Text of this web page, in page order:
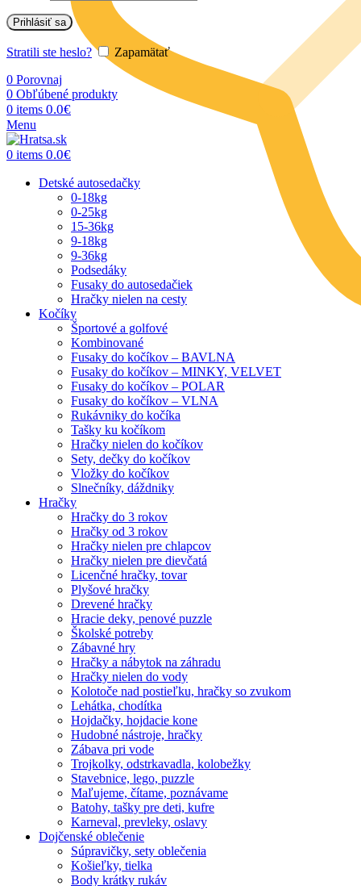
Prihlásiť sa
Stratili ste heslo?
Zapamätať
0 Porovnaj
0 Obľúbené produkty
0 items 0.0€
Menu
0 items 0.0€
Detské autosedačky
0-18kg
0-25kg
15-36kg
9-18kg
9-36kg
Podsedáky
Fusaky do autosedačiek
Hračky nielen na cesty
Kočíky
Športové a golfové
Kombinované
Fusaky do kočíkov – BAVLNA
Fusaky do kočíkov – MINKY, VELVET
Fusaky do kočíkov – POLAR
Fusaky do kočíkov – VLNA
Rukávniky do kočíka
Tašky ku kočíkom
Hračky nielen do kočíkov
Sety, dečky do kočíkov
Vložky do kočíkov
Slnečníky, dáždniky
Hračky
Hračky do 3 rokov
Hračky od 3 rokov
Hračky nielen pre chlapcov
Hračky nielen pre dievčatá
Licenčné hračky, tovar
Plyšové hračky
Drevené hračky
Hracie deky, penové puzzle
Školské potreby
Zábavné hry
Hračky a nábytok na záhradu
Hračky nielen do vody
Kolotoče nad postieľku, hračky so zvukom
Lehátka, chodítka
Hojdačky, hojdacie kone
Hudobné nástroje, hračky
Zábava pri vode
Trojkolky, odstrkavadla, kolobežky
Stavebnice, lego, puzzle
Maľujeme, čítame, poznávame
Batohy, tašky pre deti, kufre
Karneval, prevleky, oslavy
Dojčenské oblečenie
Súpravičky, sety oblečenia
Košieľky, tielka
Body krátky rukáv